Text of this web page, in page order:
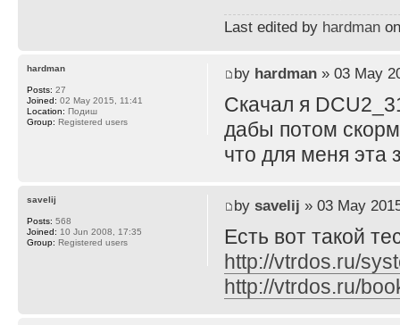
Last edited by hardman
by hardman» 03 May
Скачал я
дабы потом
что для меня эта
hardman
Posts: 27
Joined: 02 May 2015, 11:41
Location: Подиш
Group: Registered users
by savelij » 03 May
Есть вот такой
http://vtrdos.ru/
http://vtrdos.ru/
savelij
Posts: 568
Joined: 10 Jun 2008, 17:35
Group: Registered users